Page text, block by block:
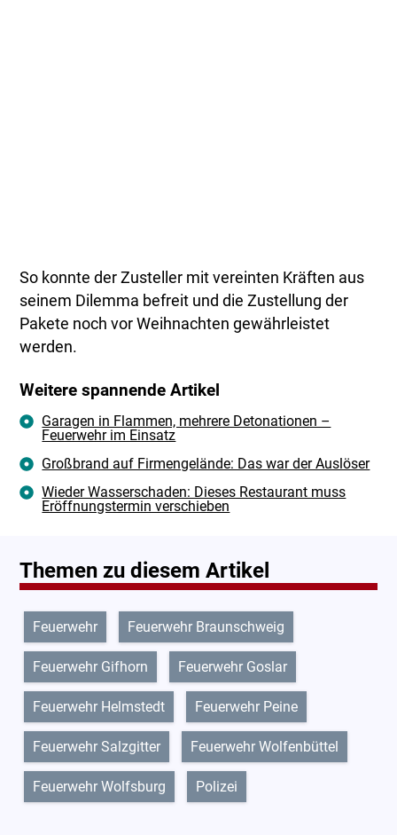
So konnte der Zusteller mit vereinten Kräften aus
seinem Dilemma befreit und die Zustellung der
Pakete noch vor Weihnachten gewährleistet
werden.
Weitere spannende Artikel
Garagen in Flammen, mehrere Detonationen –
Feuerwehr im Einsatz
Großbrand auf Firmengelände: Das war der Auslöser
Wieder Wasserschaden: Dieses Restaurant muss
Eröffnungstermin verschieben
Themen zu diesem Artikel
Feuerwehr Feuerwehr Braunschweig
Feuerwehr Gifhorn Feuerwehr Goslar
Feuerwehr Helmstedt Feuerwehr Peine
Feuerwehr Salzgitter Feuerwehr Wolfenbüttel
Feuerwehr Wolfsburg Polizei